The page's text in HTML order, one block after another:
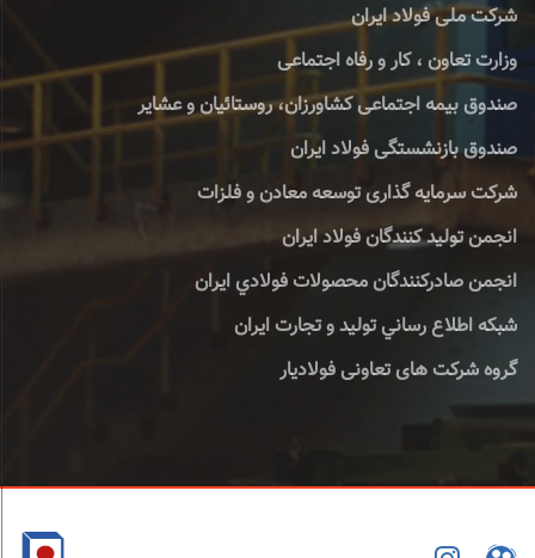
شرکت ملی فولاد ایران
وزارت تعاون ، کار و رفاه اجتماعی
صندوق بیمه اجتماعی کشاورزان، روستائیان و عشایر
صندوق بازنشستگی فولاد ایران
شرکت سرمایه گذاری توسعه معادن و فلزات
انجمن تولید کنندگان فولاد ایران
انجمن صادركنندگان محصولات فولادي ايران
شبكه اطلاع رساني توليد و تجارت ايران
گروه شرکت های تعاونی فولادیار